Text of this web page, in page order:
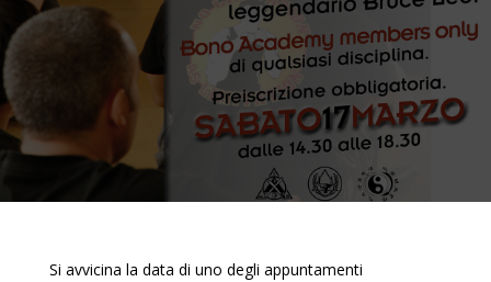
Si avvicina la data di uno degli appuntamenti